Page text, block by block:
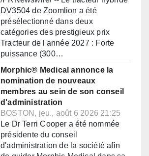
DV3504 de Zoomlion a été
présélectionné dans deux
catégories des prestigieux prix
Tracteur de l'année 2027 : Forte
puissance (300…
Morphic® Medical annonce la
nomination de nouveaux
membres au sein de son conseil
d'administration
BOSTON, jeu., août 6 2026 21:25
Le Dr Terri Cooper a été nommée
présidente du conseil
d'administration de la société afin